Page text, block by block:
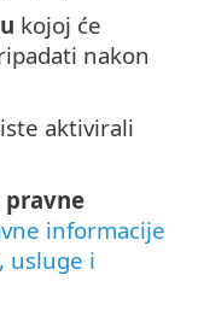
kojoj će
nakon
aktivirali
pravne
informacije
usluge i